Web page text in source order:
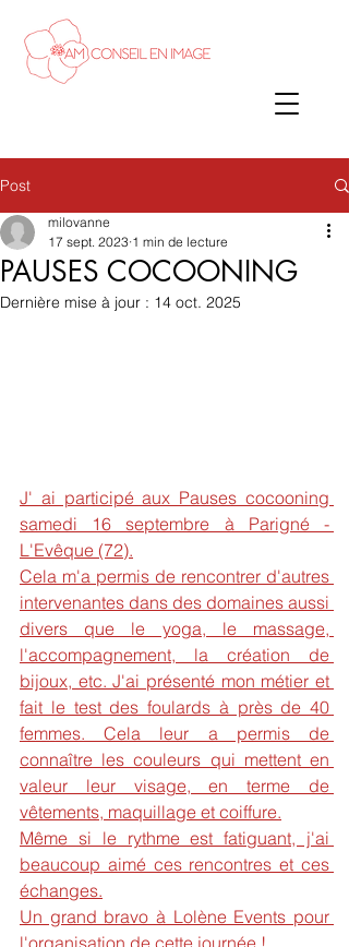
Post
PAUSES COCOONING
milovanne
17 sept. 2023 1 min de lecture
Dernière mise à jour : 14 oct. 2025
J' ai participé aux Pauses cocooning
samedi 16 septembre à Parigné -
L'Evêque (72).
Cela m'a permis de rencontrer d'autres
intervenantes dans des domaines aussi
divers que le yoga, le massage,
l'accompagnement, la création de
bijoux, etc. J'ai présenté mon métier et
fait le test des foulards à près de 40
femmes. Cela leur a permis de
connaître les couleurs qui mettent en
valeur leur visage, en terme de
vêtements, maquillage et coiffure.
Même si le rythme est fatiguant, j'ai
beaucoup aimé ces rencontres et ces
échanges.
Un grand bravo à Lolène Events pour